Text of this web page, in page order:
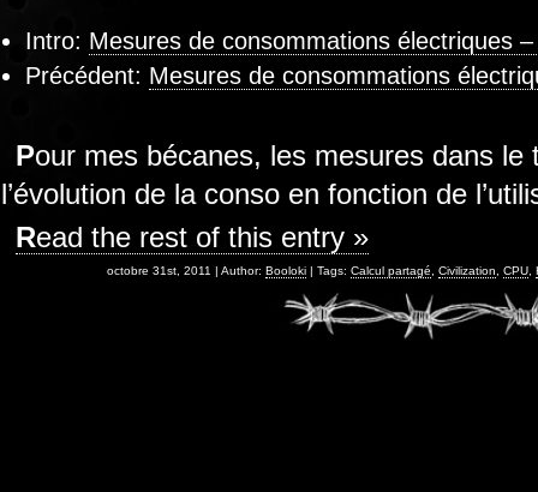
Intro: Mesures de consommations électriques
Précédent: Mesures de consommations
Pour mes bécanes, les mesures dans le temps m’ont permis de suivre
l’évolution de la conso en fonction de
Read the rest of this entry »
octobre 31st, 2011 | Author: Booloki| Tags: Calcul partagé Civilization CPU,